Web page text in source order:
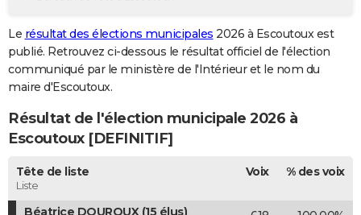
GUIDES D'ACHAT
BONS PLANS
CARTE DE VOEUX
Carte de Noël
Carte Bonne année
Carte Saint-Valentin
Carte Pâques
Carte d'anniversaire
Dictionnaire
Biographies
Citations
Expressions
Proverbes
PROGRAMME TV
Le résultat des élections municipales 2026 à Escoutoux est
publié. Retrouvez ci-dessous le résultat officiel de l'élection
communiqué par le ministère de l'Intérieur et le nom du
maire d'Escoutoux.
Résultat de l'élection municipale 2026 à
Escoutoux [DEFINITIF]
Tête de liste
Liste
Voix % des voix
Béatrice DOUROUX (15 élus)